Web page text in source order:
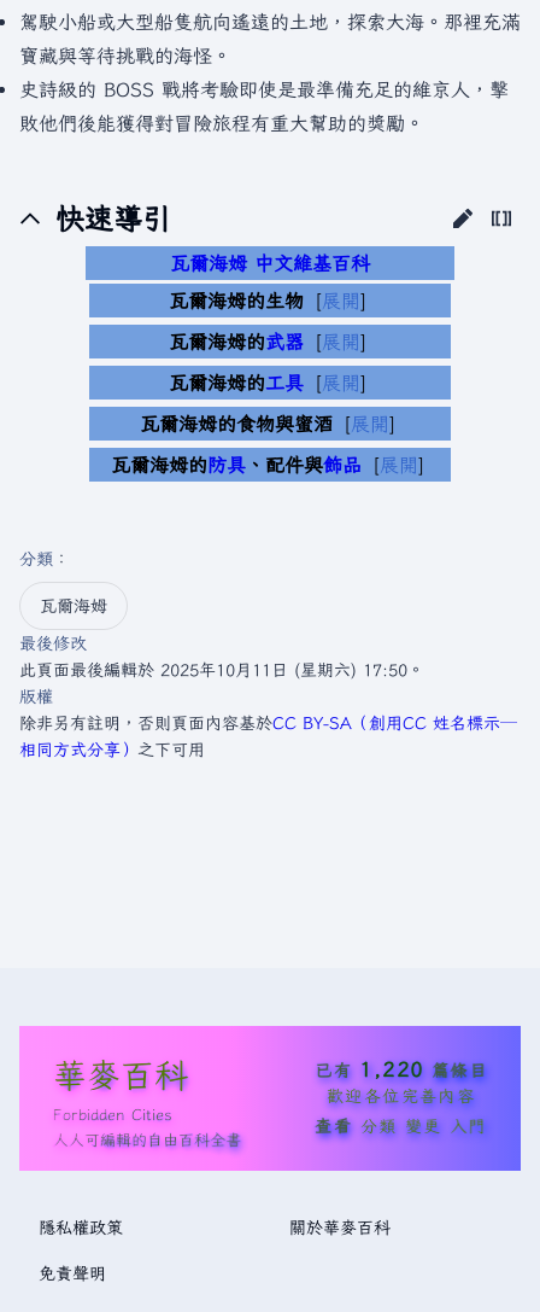
駕駛小船或大型船隻航向遙遠的土地，探索大海。那裡充滿
寶藏與等待挑戰的海怪。
史詩級的 BOSS 戰將考驗即使是最準備充足的維京人，擊
敗他們後能獲得對冒險旅程有重大幫助的獎勵。
快速導引
瓦爾海姆 中文維基百科
瓦爾海姆的生物
展開
瓦爾海姆的武器
展開
瓦爾海姆的工具
展開
瓦爾海姆的食物與蜜酒
展開
瓦爾海姆的防具、配件與飾品 展開
分類 ：​
瓦爾海姆
最後修改
此頁面最後編輯於 2025年10月11日 (星期六) 17:50。
版權
除非另有註明，否則頁面內容基於CC BY-SA（創用CC 姓名標示─
相同方式分享） 之下可用
華麥百科
Forbidden Cities
人人可編輯的自由百科全書
已有 1,220 篇條目
歡迎各位完善內容
查看 分類 變更 入門
隱私權政策 關於華麥百科
免責聲明